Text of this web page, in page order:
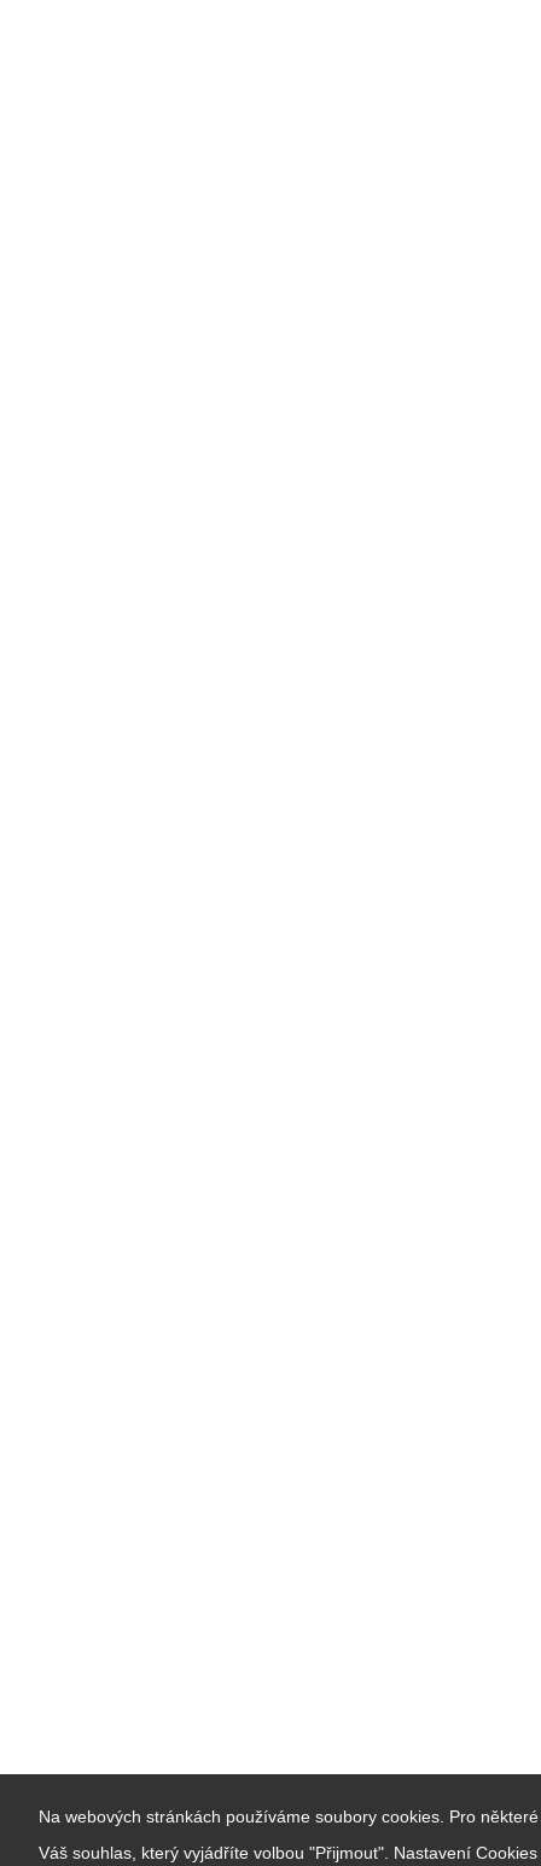
Na webových stránkách používáme soubory cookies. Pro
Váš souhlas, který vyjádříte volbou "Přijmout". Nastavení